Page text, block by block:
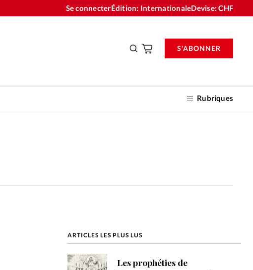
Se connecterÉdition: InternationaleDevise:CHF
Rubriques
S'ABONNER
ARTICLES LES PLUS LUS
Les prophéties de